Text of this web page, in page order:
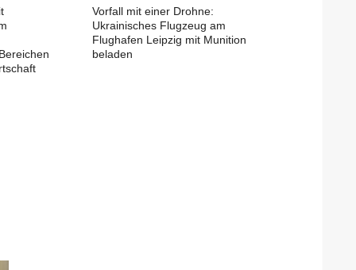
Vorfall mit einer Drohne:
Ukrainisches Flugzeug am
Flughafen Leipzig mit Munition
beladen